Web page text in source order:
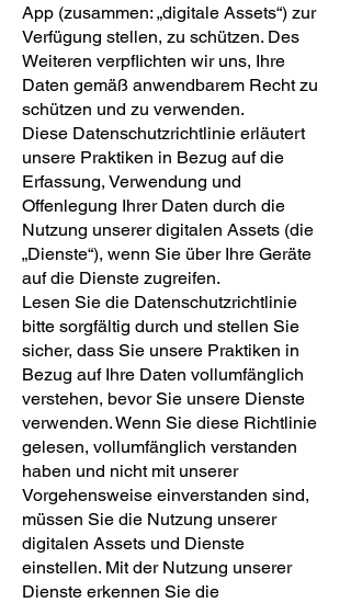
App (zusammen: „digitale Assets“) zur
Verfügung stellen, zu schützen. Des
Weiteren verpflichten wir uns, Ihre
Daten gemäß anwendbarem Recht zu
schützen und zu verwenden.
Diese Datenschutzrichtlinie erläutert
unsere Praktiken in Bezug auf die
Erfassung, Verwendung und
Offenlegung Ihrer Daten durch die
Nutzung unserer digitalen Assets (die
„Dienste“), wenn Sie über Ihre Geräte
auf die Dienste zugreifen.
Lesen Sie die Datenschutzrichtlinie
bitte sorgfältig durch und stellen Sie
sicher, dass Sie unsere Praktiken in
Bezug auf Ihre Daten vollumfänglich
verstehen, bevor Sie unsere Dienste
verwenden. Wenn Sie diese Richtlinie
gelesen, vollumfänglich verstanden
haben und nicht mit unserer
Vorgehensweise einverstanden sind,
müssen Sie die Nutzung unserer
digitalen Assets und Dienste
einstellen. Mit der Nutzung unserer
Dienste erkennen Sie die